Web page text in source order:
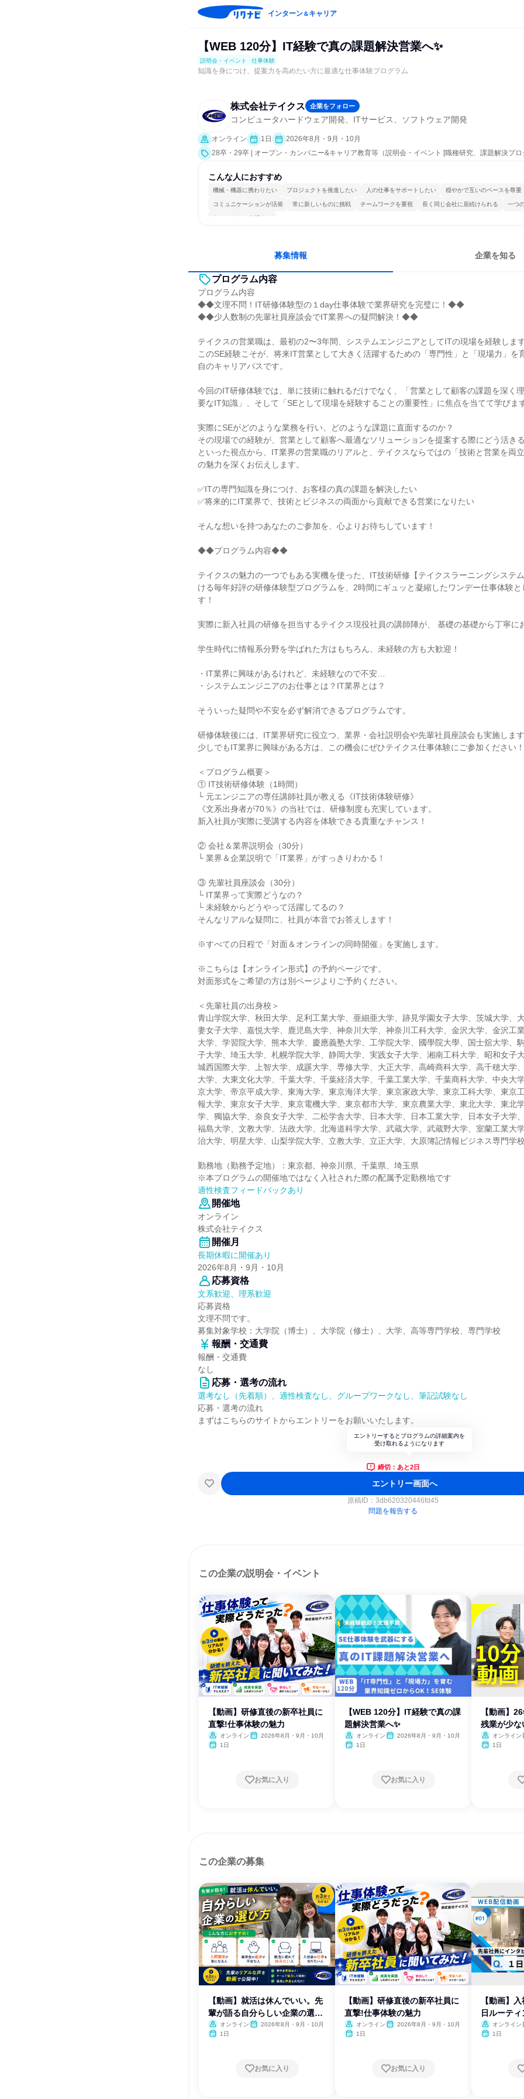
インターン＆キャリア
【WEB 120分】IT経験で真の課題解決営業へ✨
説明会・イベント 仕事体験
知識を身につけ、提案力を高めたい方に最適な仕事体験プログラム
株式会社テイクス 企業をフォロー
コンピュータハードウェア開発、ITサービス、ソフトウェア開発
オンライン 1日
2026年8月・9月・10月
28卒・29卒 | オープン・カンパニー&キャリア教育等（説明会・イベント [職種研究、課題解決プ
こんな人におすすめ
機械・機器に携わりたい プロジェクトを推進したい 人の仕事をサポートしたい 穏やかで互いのペースを尊重
コミュニケーションが活発 常に新しいものに挑戦 チームワークを重視 長く同じ会社に居続けられる 一つ
人とたくさん会話する
募集情報 企業を知る
プログラム内容
プログラム内容
◆◆文理不問！IT研修体験型の１day仕事体験で業界研究を完璧に！◆◆
◆◆少人数制の先輩社員座談会でIT業界への疑問解決！◆◆
テイクスの営業職は、最初の2〜3年間、システムエンジニアとしてITの現場を経験します
このSE経験こそが、将来IT営業として大きく活躍するための「専門性」と「現場力」を
自のキャリアパスです。
今回のIT研修体験では、単に技術に触れるだけでなく、「営業として顧客の課題を深く
要なIT知識」、そして「SEとして現場を経験することの重要性」に焦点を当てて学びます
実際にSEがどのような業務を行い、どのような課題に直面するのか？
その現場での経験が、営業として顧客へ最適なソリューションを提案する際にどう活き
といった視点から、IT業界の営業職のリアルと、テイクスならではの「技術と営業を両立
の魅力を深くお伝えします。
✅ITの専門知識を身につけ、お客様の真の課題を解決したい
✅将来的にIT業界で、技術とビジネスの両面から貢献できる営業になりたい
そんな想いを持つあなたのご参加を、心よりお待ちしています！
◆◆プログラム内容◆◆
テイクスの魅力の一つでもある実機を使った、IT技術研修【テイクスラーニングシステ
ける毎年好評の研修体験型プログラムを、2時間にギュッと凝縮したワンデー仕事体験と
す！
実際に新入社員の研修を担当するテイクス現役社員の講師陣が、 基礎の基礎から丁寧に
学生時代に情報系分野を学ばれた方はもちろん、未経験の方も大歓迎！
・IT業界に興味があるけれど、未経験なので不安…
・システムエンジニアのお仕事とは？IT業界とは？
そういった疑問や不安を必ず解消できるプログラムです。
研修体験後には、IT業界研究に役立つ、業界・会社説明会や先輩社員座談会も実施します
少しでもIT業界に興味がある方は、この機会にぜひテイクス仕事体験にご参加ください！
＜プログラム概要＞
① IT技術研修体験（1時間）
└ 元エンジニアの専任講師社員が教える《IT技術体験研修》
《文系出身者が70％》の当社では、研修制度も充実しています。
新入社員が実際に受講する内容を体験できる貴重なチャンス！
② 会社＆業界説明会（30分）
└ 業界＆企業説明で「IT業界」がすっきりわかる！
③ 先輩社員座談会（30分）
└ IT業界って実際どうなの？
└ 未経験からどうやって活躍してるの？
そんなリアルな疑問に、社員が本音でお答えします！
※すべての日程で「対面＆オンラインの同時開催」を実施します。
※こちらは【オンライン形式】の予約ページです。
対面形式をご希望の方は別ページよりご予約ください。
＜先輩社員の出身校＞
青山学院大学、秋田大学、足利工業大学、亜細亜大学、跡見学園女子大学、茨城大学、
妻女子大学、嘉悦大学、鹿児島大学、神奈川大学、神奈川工科大学、金沢大学、金沢工
大学、学習院大学、熊本大学、慶應義塾大学、工学院大学、國學院大學、国士舘大学、
子大学、埼玉大学、札幌学院大学、静岡大学、実践女子大学、湘南工科大学、昭和女子大
城西国際大学、上智大学、成蹊大学、専修大学、大正大学、高崎商科大学、高千穂大学
大学、大東文化大学、千葉大学、千葉経済大学、千葉工業大学、千葉商科大学、中央大
京大学、帝京平成大学、東海大学、東京海洋大学、東京家政大学、東京工科大学、東京
報大学、東京女子大学、東京電機大学、東京都市大学、東京農業大学、東北大学、東北
学、獨協大学、奈良女子大学、二松学舎大学、日本大学、日本工業大学、日本女子大学、
福島大学、文教大学、法政大学、北海道科学大学、武蔵大学、武蔵野大学、室蘭工業大
治大学、明星大学、山梨学院大学、立教大学、立正大学、大原簿記情報ビジネス専門学
勤務地（勤務予定地）：東京都、神奈川県、千葉県、埼玉県
※本プログラムの開催地ではなく入社された際の配属予定勤務地です
適性検査フィードバックあり
開催地
オンライン
株式会社テイクス
開催月
長期休暇に開催あり
2026年8月・9月・10月
応募資格
文系歓迎、理系歓迎
応募資格
文理不問です。
募集対象学校：大学院（博士）、大学院（修士）、大学、高等専門学校、専門学校
報酬・交通費
報酬・交通費
なし
応募・選考の流れ
選考なし（先着順）、適性検査なし、グループワークなし、筆記試験なし
応募・選考の流れ
まずはこちらのサイトからエントリーをお願いいたします。
エントリーするとプログラムの詳細案内を
受け取れるようになります
締切：あと2日
エントリー画面へ
原稿ID： 3db620320446fd45
問題を報告する
この企業の説明会・イベント
【動画】研修直後の新卒社員に
直撃!仕事体験の魅力
オンライン
2026年8月・9月・10月
1日
お気に入り
【WEB 120分】IT経験で真の課
題解決営業へ✨
オンライン
2026年8月・9月・10月
1日
お気に入り
【動画】
残業が少
オンライン
1日
この企業の募集
【動画】就活は休んでいい。先
輩が語る自分らしい企業の選び
方
オンライン
2026年8月・9月・10月
1日
お気に入り
【動画】研修直後の新卒社員に
直撃!仕事体験の魅力
オンライン
2026年8月・9月・10月
1日
お気に入り
【動画】
日ルーティ
オンライン
1日